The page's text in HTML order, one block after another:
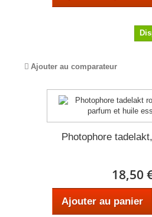
Ajouter au comparateur
Photophore
18,50
Ajouter au panier